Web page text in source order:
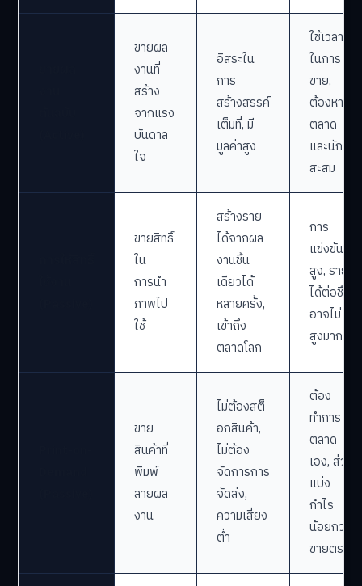
ขายผล
งานที่
สร้าง
จากแรง
บันดาล
ใจ
อิสระใน
การ
สร้างสรรค์
เต็มที่, มี
มูลค่าสูง
ใช้เวลา
ในการ
ขาย,
ต้องหา
ตลาด
และนัก
สะสม
ขายสิทธิ์
ใน
การนำ
ภาพไป
ใช้
สร้างราย
ได้จากผล
งานชิ้น
เดียวได้
หลายครั้ง,
เข้าถึง
ตลาดโลก
การ
แข่งขัน
สูง, ราย
ได้ต่อชิ้น
อาจไม่
สูงมาก
ขาย
สินค้าที่
พิมพ์
ลายผล
งาน
ไม่ต้องสต็
อกสินค้า,
ไม่ต้อง
จัดการการ
จัดส่ง,
ความเสี่ยง
ต่ำ
ต้อง
ทำการ
ตลาด
เอง, ส่วน
แบ่ง
กำไร
น้อยกว่า
ขายตรง